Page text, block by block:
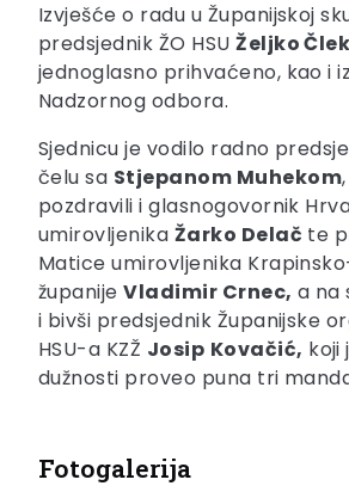
Izvješće o radu u Županijskoj
predsjednik ŽO HSUŽeljko
jednoglasno prihvaćeno, kao i
Nadzornog odbora.
Sjednicu je vodilo radno
čelu sa Stjepanom Muhekom
pozdravili i glasnogovornik
umirovljenika Žarko Delač te
Matice umirovljenika
županijeVladimir Crnec, a na
i bivši predsjednik Županijske
HSU-a KZŽ Josip Kovačić, koji
dužnosti proveo puna tri
Fotogalerija